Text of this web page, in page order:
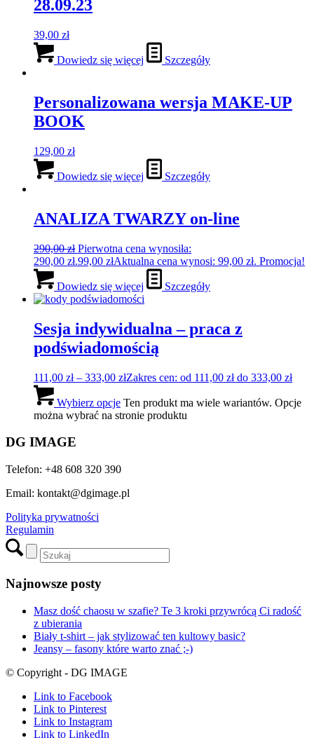
28.09.23
39,00 zł
Dowiedz się więcej Szczegóły
Personalizowana wersja MAKE-UP
BOOK
129,00 zł
Dowiedz się więcej Szczegóły
ANALIZA TWARZY on-line
290,00zł Pierwotna cena wynosiła:
290,00 zł.99,00 złAktualna cena wynosi: 99,00 zł. Promocja!
Dowiedz się więcej Szczegóły
Sesja indywidualna – praca z
podświadomością
111,00 zł – 333,00 złZakres cen: od 111,00 zł do 333,00 zł
Wybierz opcje Ten produkt ma wiele wariantów. Opcje
można wybrać na stronie produktu
DG IMAGE
Telefon: +48 608 320 390
Email: kontakt@dgimage.pl
Polityka prywatności
Regulamin
Najnowsze posty
Masz dość chaosu w szafie? Te 3 kroki przywrócą Ci radość
z ubierania
Biały t-shirt – jak stylizować ten kultowy basic?
Jeansy – fasony które warto znać ;-)
© Copyright - DG IMAGE
Link to Facebook
Link to Pinterest
Link to Instagram
Link to LinkedIn